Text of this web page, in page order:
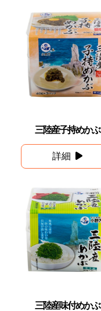
三陸産子持めかぶ
詳細
三陸産味付めかぶ